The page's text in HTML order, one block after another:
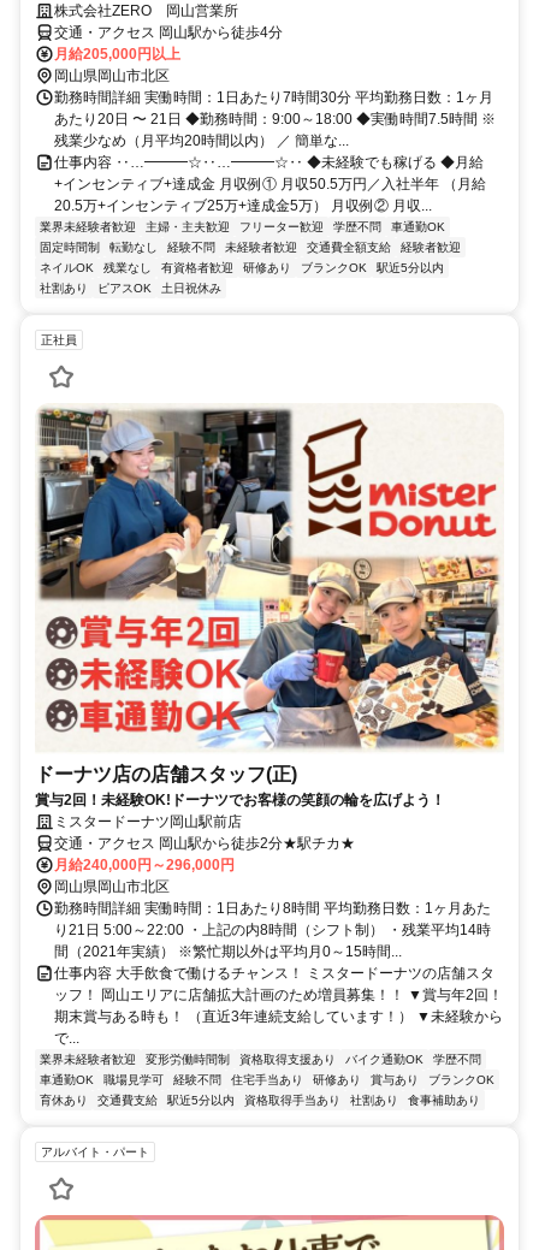
株式会社ZERO 岡山営業所
交通・アクセス 岡山駅から徒歩4分
月給205,000円以上
岡山県岡山市北区
勤務時間詳細 実働時間：1日あたり7時間30分 平均勤務日数：1ヶ月
あたり20日 〜 21日 ◆勤務時間：9:00～18:00 ◆実働時間7.5時間 ※
残業少なめ（月平均20時間以内） ／ 簡単な...
仕事内容 ‥…━━━☆‥…━━━☆‥ ◆未経験でも稼げる ◆月給
+インセンティブ+達成金 月収例① 月収50.5万円／入社半年 （月給
20.5万+インセンティブ25万+達成金5万） 月収例② 月収...
業界未経験者歓迎 主婦・主夫歓迎 フリーター歓迎 学歴不問
車通勤OK
固定時間制
転勤なし 経験不問 未経験者歓迎 交通費全額支給
経験者歓迎
ネイルOK
残業なし 有資格者歓迎 研修あり ブランクOK
駅近5分以内
社割あり
ピアスOK 土日祝休み
正社員
ドーナツ店の店舗スタッフ(正)
賞与2回！未経験OK!ドーナツでお客様の笑顔の輪を広げよう！
ミスタードーナツ岡山駅前店
交通・アクセス 岡山駅から徒歩2分★駅チカ★
月給240,000円～296,000円
岡山県岡山市北区
勤務時間詳細 実働時間：1日あたり8時間 平均勤務日数：1ヶ月あた
り21日 5:00～22:00 ・上記の内8時間（シフト制） ・残業平均14時
間（2021年実績） ※繁忙期以外は平均月0～15時間...
仕事内容 大手飲食で働けるチャンス！ ミスタードーナツの店舗スタ
ッフ！ 岡山エリアに店舗拡大計画のため増員募集！！ ▼賞与年2回！
期末賞与ある時も！ （直近3年連続支給しています！） ▼未経験から
で...
業界未経験者歓迎 変形労働時間制 資格取得支援あり バイク通勤OK
学歴不問
車通勤OK
職場見学可 経験不問 住宅手当あり 研修あり 賞与あり
ブランクOK
育休あり
交通費支給 駅近5分以内 資格取得手当あり 社割あり 食事補助あり
アルバイト・パート